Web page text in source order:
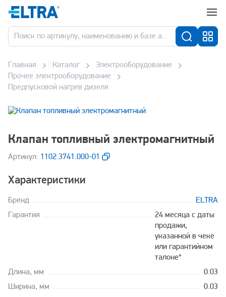
Главная Каталог
Электрооборудование
Прочее электрооборудование
Предпусковой нагрев дизеля
Клапан топливный электромагнитный
Aртикул: 1102.3741.000-01
Характеристики
Бренд
ELTRA
Гарантия
24 месяца с даты
продажи,
указанной в чеке
или гарантийном
талоне*
Длина, мм
0.03
Ширина, мм
0.03